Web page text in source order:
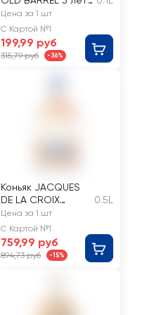
40%
Цена за 1 шт
С Картой №1
199,99 руб
315,79 руб -36%
Коньяк JACQUES
DE LA CROIX
MARON 5 лет 40%
0.5L
Цена за 1 шт
С Картой №1
759,99 руб
894,73 руб -15%